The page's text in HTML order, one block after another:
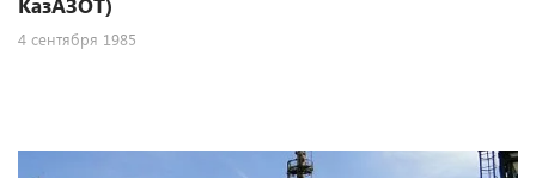
4 сентября 1985